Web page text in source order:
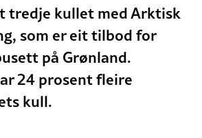
tredje kullet med Arktisk
som er eit tilbod for
på Grønland.
24 prosent fleire
kull.